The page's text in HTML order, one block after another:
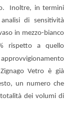
Inoltre, in termini
di sensitività
in mezzo-bianco
rispetto a quello
Vetro è già
un numero che
totalità dei volumi di